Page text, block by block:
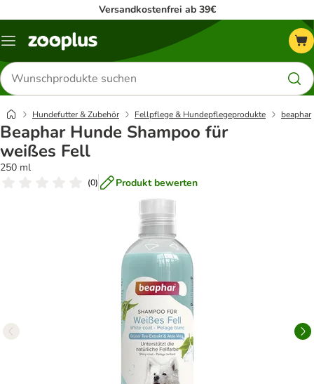
Versandkostenfrei ab 39€
Menü
Produkte
suchen
Hundefutter & Zubehör Fellpflege & Hundepflegeprodukte beaphar
Beaphar Hunde Shampoo für
weißes Fell
250 ml
(0) Produkt bewerten